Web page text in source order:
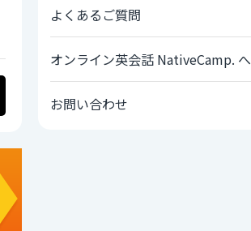
よくあるご質問
オンライン英会話 NativeCamp. へ
お問い合わせ